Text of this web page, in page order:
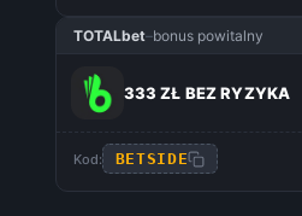
TOTALbet–bonus powitalny
333 ZŁ BEZ RYZYKA
Kod: BETSIDE